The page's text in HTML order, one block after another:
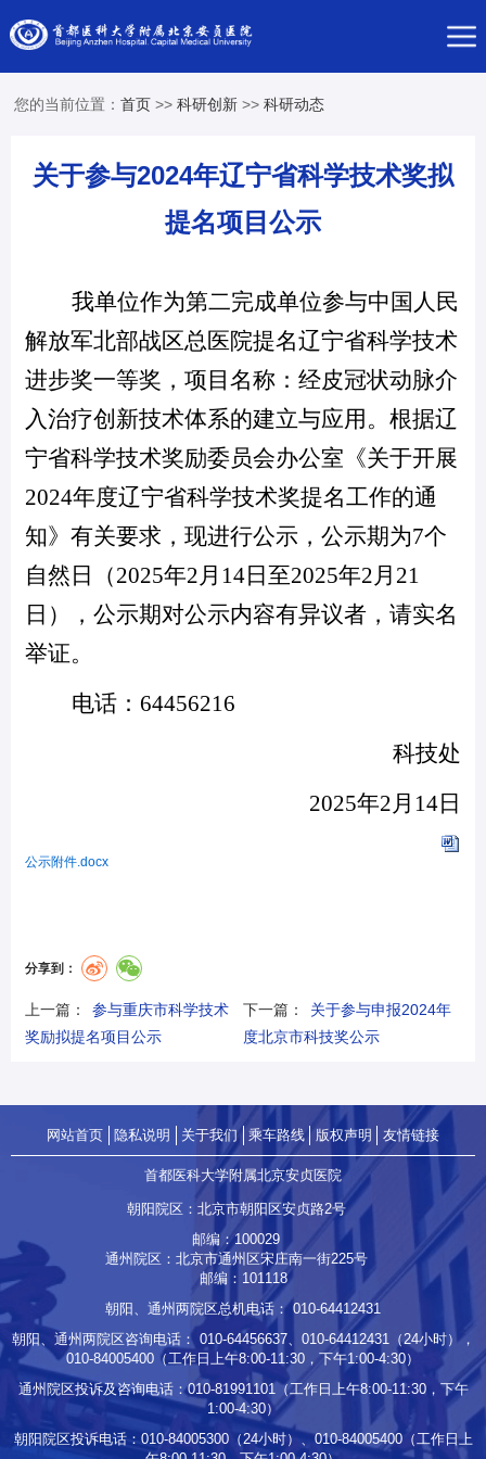
您的当前位置：首页 >>科研创新 >>科研动态
关于参与2024年辽宁省科学技术奖拟
提名项目公示
我单位作为第二完成单位参与中国人民
解放军北部战区总医院提名辽宁省科学技术
进步奖一等奖 ，项目名称：经皮冠状动脉介
入治疗创新技术体系的建立与应用。根据辽
宁省科学技术奖励委员会办公室《关于开展
2024年度辽宁省科学技术奖提名工作的通
知》有关要求，现进行公示，公示期为7个
自然日
（2025年2月 14日至2025年2月 21
日），公示期对公示内容有异议者，请实名
举证。
电话： 64456216
科技处
2025年2月14日
公示附件.docx
分享到：
上一篇：
参与重庆市科学技术
奖励拟提名项目公示
下一篇：
关于参与申报2024年
度北京市科技奖公示
网站首页 隐私说明 关于我们 乘车路线 版权声明 友情链接
首都医科大学附属北京安贞医院
朝阳院区：北京市朝阳区安贞路2号
邮编：100029
通州院区：北京市通州区宋庄南一街225号
邮编：101118
朝阳、通州两院区总机电话： 010-64412431
朝阳、通州两院区咨询电话： 010-64456637、 010-64412431（24小时），
010-84005400 （工作日上午8:00-11:30，下午1:00-4:30）
通州院区投诉及咨询电话：010-81991101（工作日上午8:00-11:30，下午
1:00-4:30）
朝阳院区投诉电话： 010-84005300（24小时）、010-84005400（工作日上